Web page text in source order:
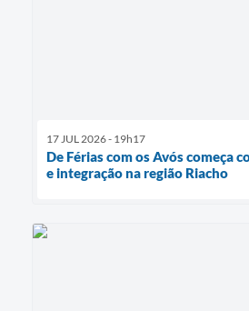
17 JUL 2026 - 19h17
De Férias com os Avós começa
e integração na região Riacho